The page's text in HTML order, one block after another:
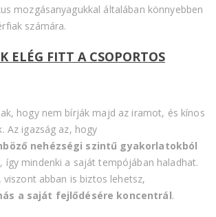
mozgásanyagukkal általában könnyebben
számára.
ELÉG FITT A CSOPORTOS
hogy nem bírják majd az iramot, és kínos
Az igazság az, hogy
nehézségi szintű gyakorlatokból
, így mindenki a saját tempójában haladhat.
viszont abban is biztos lehetsz,
a saját fejlődésére koncentrál.